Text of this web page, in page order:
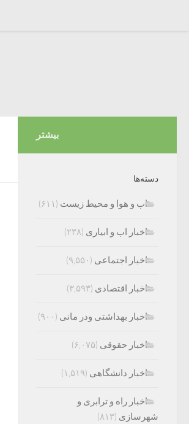
بیشتر
دسته‌ها
اب و هوا و محیط زیست (۶۱۱)
اخبار اب و ابیاری (۲۳۸)
اخبار اجتماعی (۹,۵۵۰)
اخبار اقتصادی (۳,۵۹۳)
اخبار بهداشتی ودر مانی (۹۰۰)
اخبار حقوقی (۶,۰۷۵)
اخبار دانشگاهی (۱,۵۱۹)
اخبار راه و ترابری و
شهرسازی (۸۱۳)